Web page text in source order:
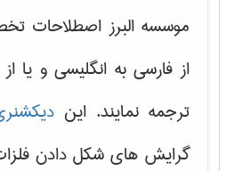
موسسه البرز اصطلاحات
از فارسی به انگلیسی و یا
ترجمه نمایند. این
گرایش های شکل دادن